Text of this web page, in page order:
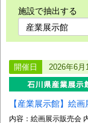
施設で抽出する
開催日 2026年6月
【産業展示館】絵
内容：絵画展示販売会